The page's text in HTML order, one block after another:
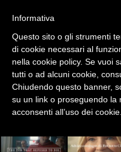
CSR
STRATEGIE
Informativa
Questo sito o gli strumenti
di cookie necessari al
nella cookie policy. Se vuoi
tutti o ad alcuni cookie,
Chiudendo questo banner,
su un link o proseguendo la
acconsenti all’uso dei cookie.